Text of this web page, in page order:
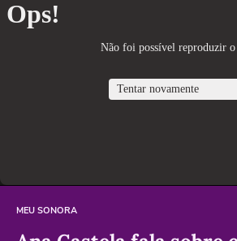
MEU SONORA